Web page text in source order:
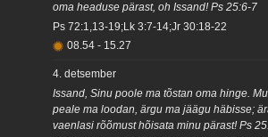
oma headuse pärast, oh Issand! Ps 25:6-7
Ps 72:1,13-19;Lk 3:7-14;Jr 30:18-22
08.54 - 15.27
4. detsember
Issand, Sinu poole ma tõstan oma hinge.
peale ma loodan, ärgu ma jäägu häbisse;
vaenlasi rõõmust hõisata minu pärast! Ps